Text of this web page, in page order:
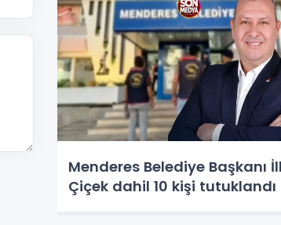
Menderes Belediye Başkanı
Çiçek dahil 10 kişi tutuklandı